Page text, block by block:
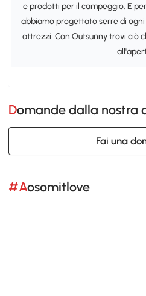
e prodotti per il campeggio. E
abbiamo progettato serre di
attrezzi. Con Outsunny trovi ciò
Domande dalla
Fai una
#Aosomitlove